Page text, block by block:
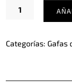
Picasso
Categorías: Gafas